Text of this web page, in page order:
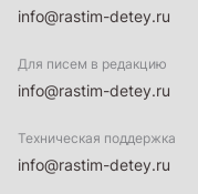
info@rastim-detey.ru
Для писем в редакцию
info@rastim-detey.ru
Техническая поддержка
info@rastim-detey.ru